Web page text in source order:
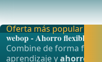
La eficacia clínica del
tratamiento de
Oferta más popular
webop - Ahorro flexible
Combine de forma
aprendizaje yahorre